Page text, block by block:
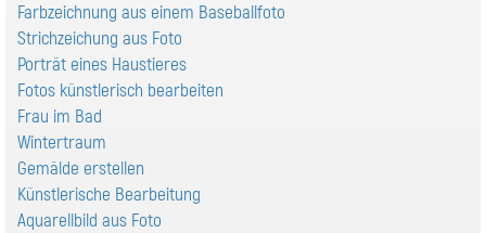
Farbzeichnung aus einem Baseballfoto
Strichzeichung aus Foto
Porträt eines Haustieres
Fotos künstlerisch bearbeiten
Frau im Bad
Wintertraum
Gemälde erstellen
Künstlerische Bearbeitung
Aquarellbild aus Foto